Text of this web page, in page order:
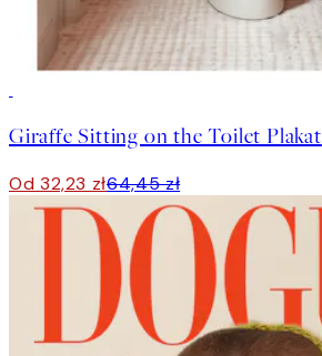
Giraffe Sitting on the Toilet Plakat
Od 32,23 zł64,45 zł